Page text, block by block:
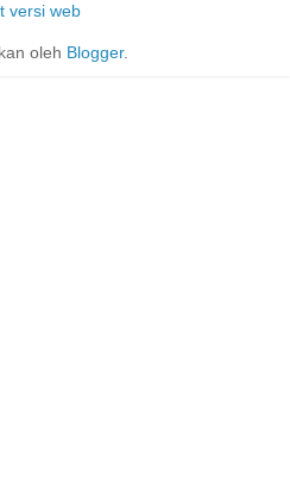
versi web
oleh Blogger.